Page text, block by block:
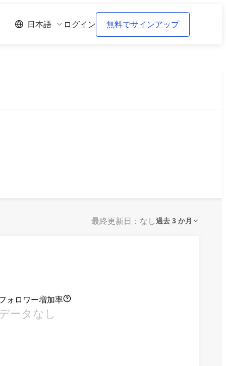
日本語 ログイン 無料でサインアップ
最終更新日：なし過去 3 か月
ォロワー増加率
ータなし